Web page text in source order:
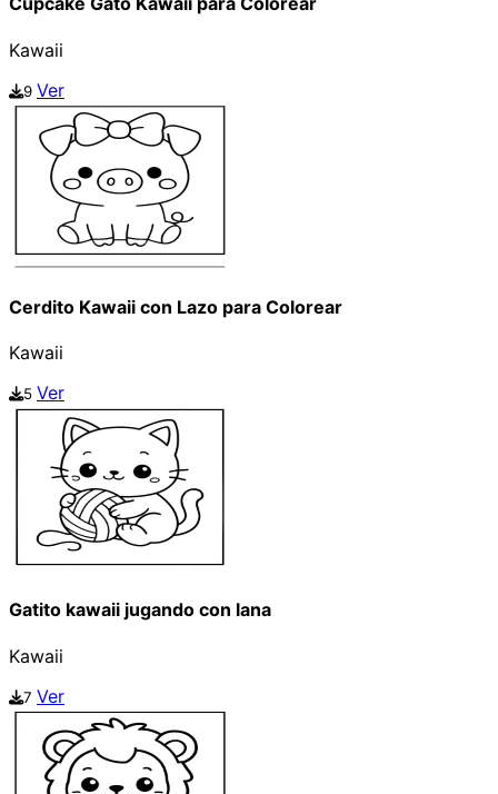
Kawaii
9 Ver
Cerdito Kawaii con Lazo para Colorear
Kawaii
5 Ver
Gatito kawaii jugando con lana
Kawaii
7 Ver